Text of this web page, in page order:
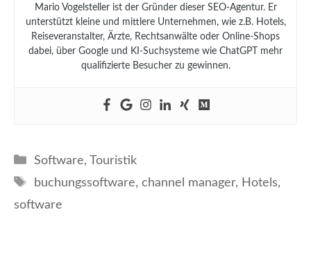
Mario Vogelsteller ist der Gründer dieser SEO-Agentur. Er
unterstützt kleine und mittlere Unternehmen, wie z.B. Hotels,
Reiseveranstalter, Ärzte, Rechtsanwälte oder Online-Shops
dabei, über Google und KI-Suchsysteme wie ChatGPT mehr
qualifizierte Besucher zu gewinnen.
Kategorien
Software, Touristik
Schlagwörter
buchungssoftware, channel manager, Hotels,
software